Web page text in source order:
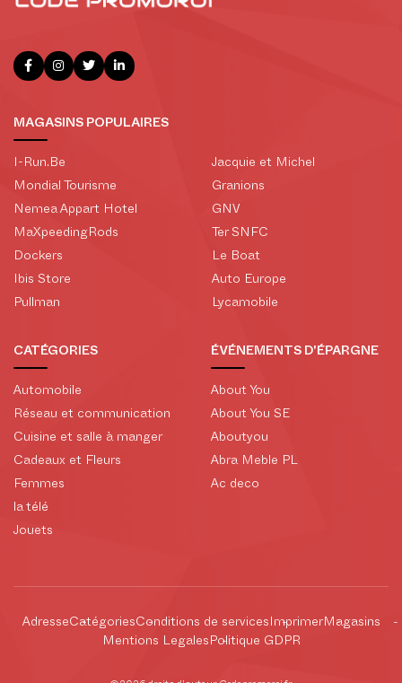
MAGASINS POPULAIRES
I-Run.Be
Mondial Tourisme
Nemea Appart Hotel
MaXpeedingRods
Dockers
Ibis Store
Pullman
Jacquie et Michel
Granions
GNV
Ter SNFC
Le Boat
Auto Europe
Lycamobile
CATÉGORIES
Automobile
Réseau et communication
Cuisine et salle à manger
Cadeaux et Fleurs
Femmes
la télé
Jouets
ÉVÉNEMENTS D'ÉPARGNE
About You
About You SE
Aboutyou
Abra Meble PL
Ac deco
Adresse Catégories Conditions de services Imprimer Magasins
Mentions Legales Politique GDPR